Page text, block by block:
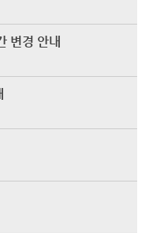
변경 안내